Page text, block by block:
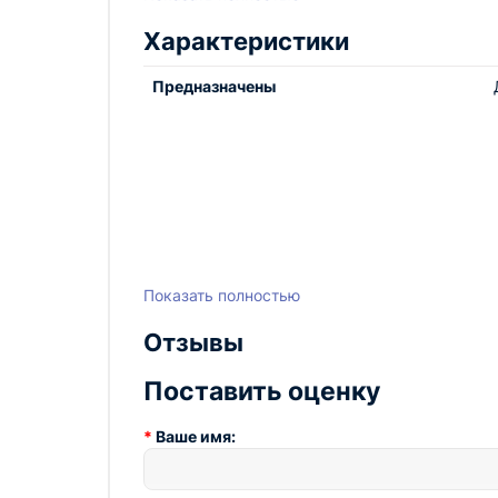
животных. Незаменимый помощник для
Характеристики
Предназначены
Показать полностью
Отзывы
Поставить оценку
Ваше имя: